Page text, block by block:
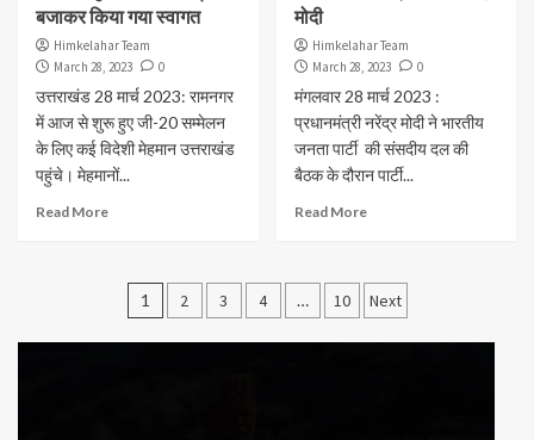
बजाकर किया गया स्वागत
Himkelahar Team
March 28, 2023
0
उत्तराखंड 28 मार्च 2023: रामनगर
में आज से शुरू हुए जी-20 सम्मेलन
के लिए कई विदेशी मेहमान उत्तराखंड
पहुंचे। मेहमानों...
Read More
मोदी
Himkelahar Team
March 28, 2023
0
मंगलवार 28 मार्च 2023 :
प्रधानमंत्री नरेंद्र मोदी ने भारतीय
जनता पार्टी की संसदीय दल की
बैठक के दौरान पार्टी...
Read More
Posts
pagination
1 2 3 4 … 10 Next